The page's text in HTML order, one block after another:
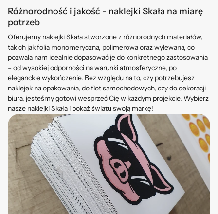
Różnorodność i jakość - naklejki Skała na miarę
potrzeb
Oferujemy naklejki Skała stworzone z różnorodnych materiałów,
takich jak folia monomeryczna, polimerowa oraz wylewana, co
pozwala nam idealnie dopasować je do konkretnego zastosowania
– od wysokiej odporności na warunki atmosferyczne, po
eleganckie wykończenie. Bez względu na to, czy potrzebujesz
naklejek na opakowania, do flot samochodowych, czy do dekoracji
biura, jesteśmy gotowi wesprzeć Cię w każdym projekcie. Wybierz
nasze naklejki Skała i pokaż światu swoją markę!